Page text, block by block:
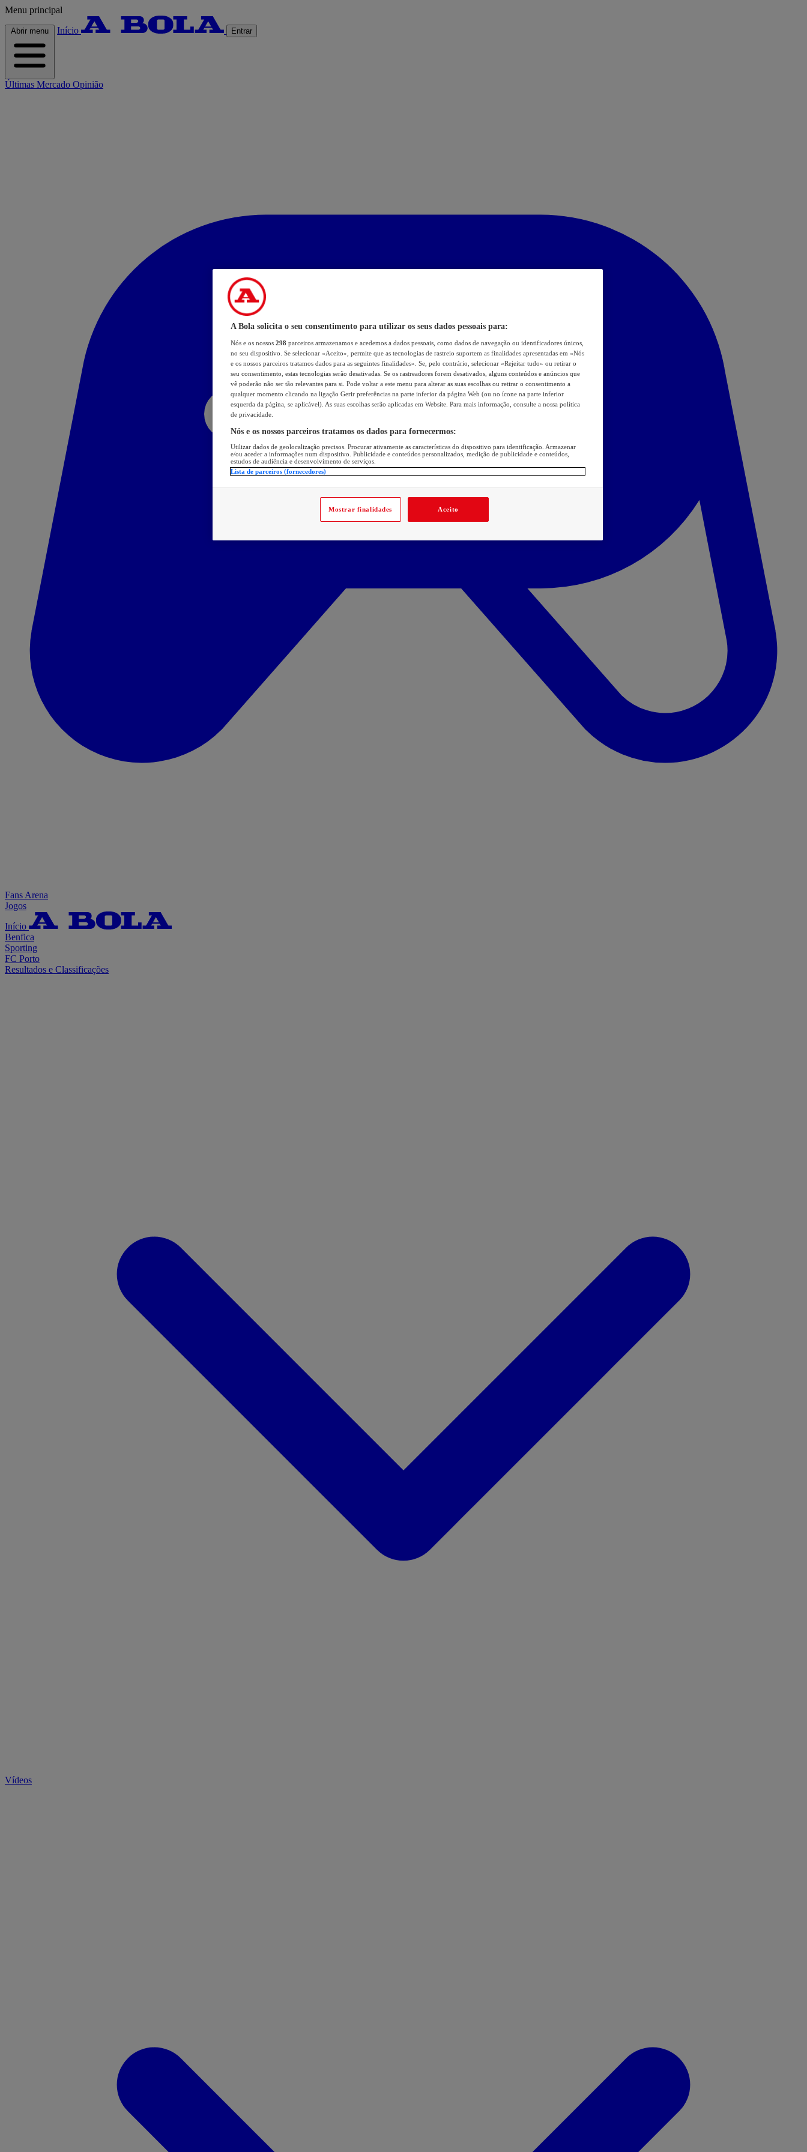
Menu principal
Abrir menu Início Entrar
Últimas Mercado Opinião
Fans Arena
Jogos
Início
Benfica
Sporting
FC Porto
Resultados e Classificações
Vídeos
A Bola solicita o seu consentimento para utilizar os seus dados pessoais para:
Nós e os nossos 298 parceiros armazenamos e acedemos a dados pessoais, como dados de navegação ou identificadores únicos,
no seu dispositivo. Se selecionar «Aceito», permite que as tecnologias de rastreio suportem as finalidades apresentadas em «Nós
e os nossos parceiros tratamos dados para as seguintes finalidades». Se, pelo contrário, selecionar «Rejeitar tudo» ou retirar o
seu consentimento, estas tecnologias serão desativadas. Se os rastreadores forem desativados, alguns conteúdos e anúncios que
vê poderão não ser tão relevantes para si. Pode voltar a este menu para alterar as suas escolhas ou retirar o consentimento a
qualquer momento clicando na ligação Gerir preferências na parte inferior da página Web (ou no ícone na parte inferior
esquerda da página, se aplicável). As suas escolhas serão aplicadas em Website. Para mais informação, consulte a nossa política
de privacidade.
Nós e os nossos parceiros tratamos os dados para fornecermos:
Utilizar dados de geolocalização precisos. Procurar ativamente as características do dispositivo para identificação. Armazenar
e/ou aceder a informações num dispositivo. Publicidade e conteúdos personalizados, medição de publicidade e conteúdos,
estudos de audiência e desenvolvimento de serviços.
Lista de parceiros (fornecedores)
Mostrar finalidades Aceito